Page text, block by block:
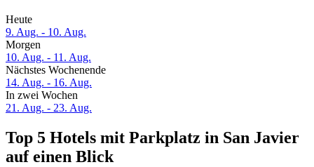
Heute
9. Aug. - 10. Aug.
Morgen
10. Aug. - 11. Aug.
Nächstes Wochenende
14. Aug. - 16. Aug.
In zwei Wochen
21. Aug. - 23. Aug.
Top 5 Hotels mit Parkplatz in San Javier
auf einen Blick